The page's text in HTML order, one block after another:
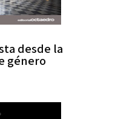
desde la
género